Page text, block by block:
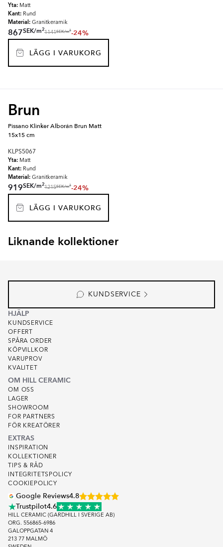
Yta: Matt
Kant: Rund
Material: Granitkeramik
867SEK/m2
1141SEK/m2-24%
LÄGG I VARUKORG
Brun
Pissano Klinker Alborán Brun Matt
15x15 cm
KLPS5067
Yta: Matt
Kant: Rund
Material: Granitkeramik
919SEK/m2
1215SEK/m2-24%
LÄGG I VARUKORG
Liknande kollektioner
SEKEL
KUNDSERVICE
HJÄLP
KUNDSERVICE
OFFERT
SPÅRA ORDER
KÖPVILLKOR
VARUPROV
KVALITET
OM HILL CERAMIC
OM OSS
LAGER
SHOWROOM
FOR PARTNERS
FÖR KREATÖRER
EXTRAS
INSPIRATION
KOLLEKTIONER
TIPS & RÅD
INTEGRITETSPOLICY
COOKIEPOLICY
Google Reviews4.8
Trustpilot4.6
HILL CERAMIC (GARDHILL I SVERIGE AB)
ORG. 556865-6986
GALOPPGATAN 4
213 77 MALMÖ